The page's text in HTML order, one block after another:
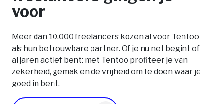
voor
Meer dan 10.000 freelancers kozen al voor Tentoo
als hun betrouwbare partner. Of je nu net begint of
al jaren actief bent: met Tentoo profiteer je van
zekerheid, gemak en de vrijheid om te doen waar je
goed in bent.